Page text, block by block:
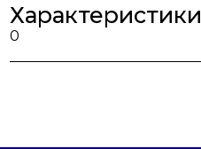
Характеристики
0